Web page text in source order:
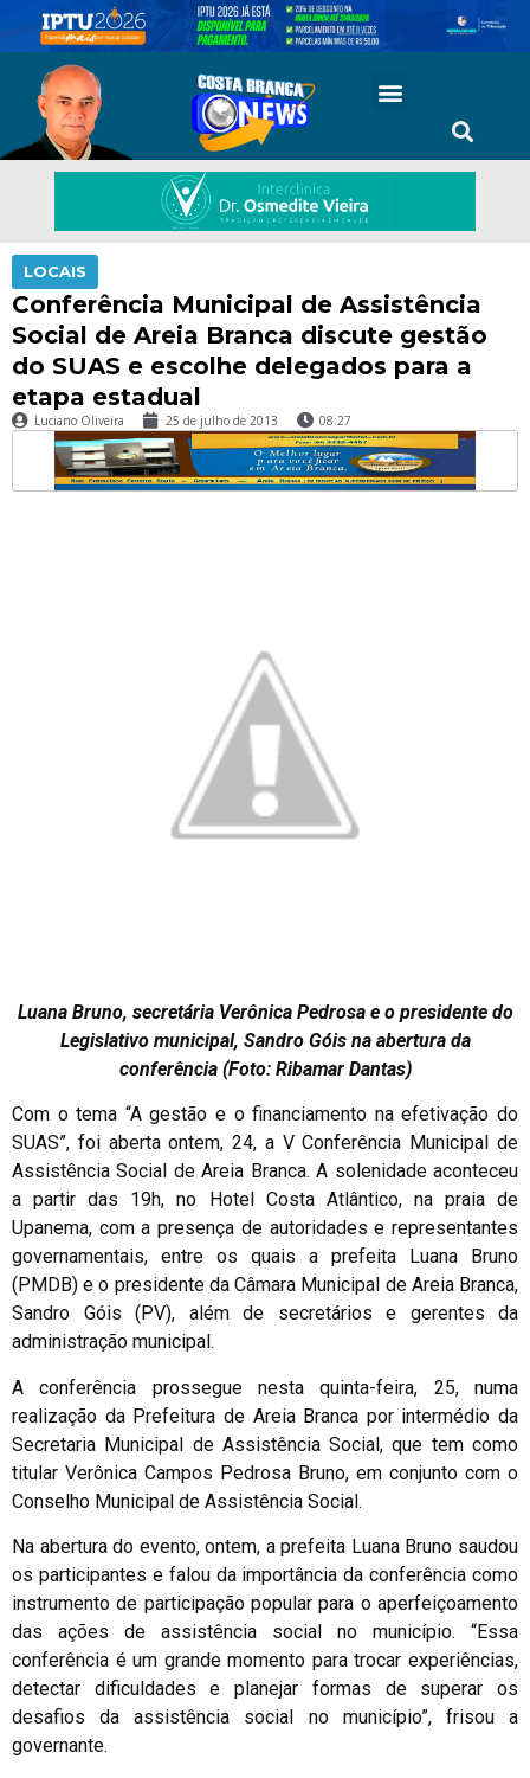
LOCAIS
Conferência Municipal de Assistência
Social de Areia Branca discute gestão
do SUAS e escolhe delegados para a
etapa estadual
Luciano Oliveira 25 de julho de 2013 08:27
Luana Bruno, secretária Verônica Pedrosa e o presidente do
Legislativo municipal, Sandro Góis na abertura da
conferência (Foto: Ribamar Dantas)
Com o tema “A gestão e o financiamento na efetivação do
SUAS”, foi aberta ontem, 24, a V Conferência Municipal de
Assistência Social de Areia Branca. A solenidade aconteceu
a partir das 19h, no Hotel Costa Atlântico, na praia de
Upanema, com a presença de autoridades e representantes
governamentais, entre os quais a prefeita Luana Bruno
(PMDB) e o presidente da Câmara Municipal de Areia Branca,
Sandro Góis (PV), além de secretários e gerentes da
administração municipal.
A conferência prossegue nesta quinta-feira, 25, numa
realização da Prefeitura de Areia Branca por intermédio da
Secretaria Municipal de Assistência Social, que tem como
titular Verônica Campos Pedrosa Bruno, em conjunto com o
Conselho Municipal de Assistência Social.
Na abertura do evento, ontem, a prefeita Luana Bruno saudou
os participantes e falou da importância da conferência como
instrumento de participação popular para o aperfeiçoamento
das ações de assistência social no município. “Essa
conferência é um grande momento para trocar experiências,
detectar dificuldades e planejar formas de superar os
desafios da assistência social no município”, frisou a
governante.